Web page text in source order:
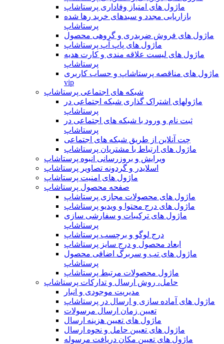
ماژول های امتیاز وفاداری پرستاشاپ
بازاریابی مجدد و سبدهای خرید رها شده
پرستاشاپ
ماژول های فروش ضربدری و گروهی محصول
ماژول های پاپ آپ پرستاشاپ
ماژول های لیست علاقه مندی و کارت هدیه
پرستاشاپ
ماژول های مناقصه پرستاشاپ و حساب کاربری
vip
شبکه های اجتماعی پرستاشاپ
ماژولهای اشتراک‌ گذاری شبکه اجتماعی در
پرستاشاپ
ثبت نام و ورود با شبکه های اجتماعی در
پرستاشاپ
چت آنلاین از طریق شبکه های اجتماعی
ماژول های ارتباط با مشتریان پرستاشاپ
ویرایش و بروزرسانی انبوه پرستاشاپ
اسلایدر و گردونه تصاویر پرستاشاپ
ماژول های امنیت پرستاشاپ
صفحه محصول پرستاشاپ
ماژول های محصولات مجازی پرستاشاپ
ماژول های درج محتوا و ویدیو پرستاشاپ
ماژول های ترکیبات و سفارشی سازی
پرستاشاپ
درج لوگو و برچسب پرستاشاپ
ابعاد محصول و درج سایز پرستاشاپ
ماژول های تب و سربرگ اضافی محصول
پرستاشاپ
ماژول محصولات مرتبط پرستاشاپ
حامل، روش ارسال و تدارکات پرستاشاپ
مدیریت موجودی و انبار
ماژول های آماده سازی و ارسال در پرستاشاپ
تعیین زمان ارسال مرسولات
ماژول های تعیین هزینه ارسال
ماژول های تعیین حامل و نحوه ارسال
ماژول های تعیین مکان دریافت مرسوله